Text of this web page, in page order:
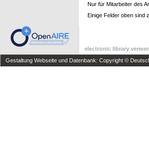
Nur für Mitarbeiter des
Einige Felder oben sind
electronic library
Gestaltung Webseite und Datenbank: Copyright ©